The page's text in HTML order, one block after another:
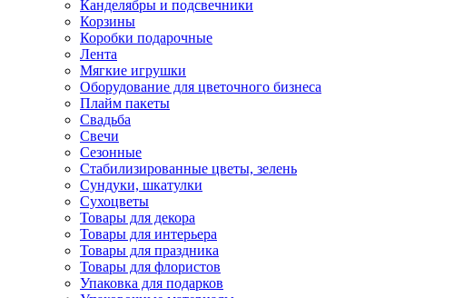
Канделябры и подсвечники
Корзины
Коробки подарочные
Лента
Мягкие игрушки
Оборудование для цветочного бизнеса
Плайм пакеты
Свадьба
Свечи
Сезонные
Стабилизированные цветы, зелень
Сундуки, шкатулки
Сухоцветы
Товары для декора
Товары для интерьера
Товары для праздника
Товары для флористов
Упаковка для подарков